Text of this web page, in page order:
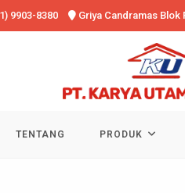
9903-8380 Griya Candramas
TENTANG PRODUK